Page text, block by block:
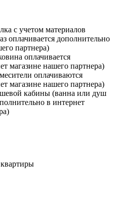
с учетом материалов
оплачивается дополнительно
партнера)
оплачивается
магазине нашего партнера)
оплачиваются
магазине нашего партнера)
кабины (ванна или душ
в интернет